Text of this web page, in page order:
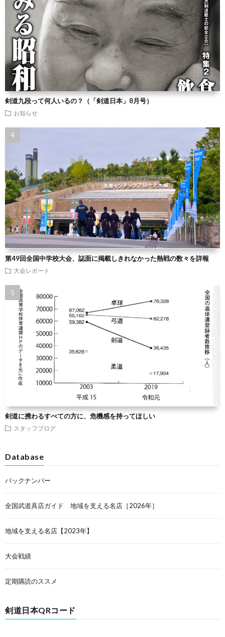
剣道九段って何人いるの？（「剣道日本」8月号）
お知らせ
第49回全国中学校大会、誌面に掲載しきれなかった熱戦の数々を詳報
大会レポート
剣道に携わるすべての方に、危機感を持ってほしい
スタッフブログ
Database
バックナンバー
全国武道具店ガイド 地域を支える名店［2026年］
地域を支える名店【2023年】
大会戦績
定期購読のススメ
剣道日本QRコード